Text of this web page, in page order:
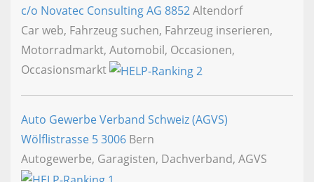
c/o Novatec Consulting AG 8852Altendorf
Car web, Fahrzeug suchen, Fahrzeug inserieren,
Motorradmarkt, Automobil, Occasionen,
Occasionsmarkt
Auto Gewerbe Verband Schweiz (AGVS)
Wölflistrasse 53006 Bern
Autogewerbe, Garagisten, Dachverband, AGVS